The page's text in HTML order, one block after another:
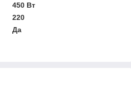
450 Вт
220
Да